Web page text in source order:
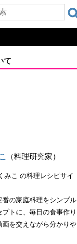
て
（料理研究家）
みこ の料理レシピサイ
の家庭料理をシンプル
トに、毎日の食事作り
を交えながら分かりや